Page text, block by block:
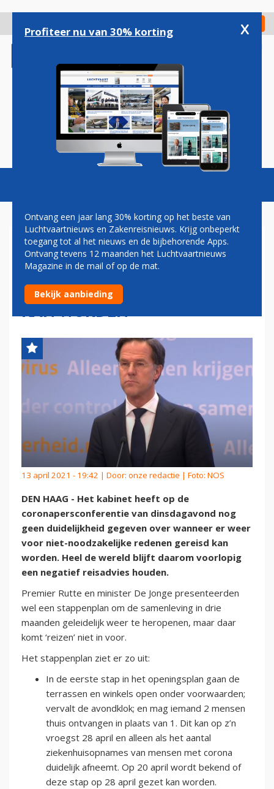
gaan
Check in
Magazine Podcasts Vacatures
KABINET GEEFT NOG GEEN
DUIDELIJKHEID OVER
WANNEER ER WEER GEREISD
KAN WORDEN
13 april 2021 - 19:42 | Door: onze redactie | Foto: NOS
DEN HAAG - Het kabinet heeft op de
coronapersconferentie van dinsdagavond nog
geen duidelijkheid gegeven over wanneer er weer
voor niet-noodzakelijke redenen gereisd kan
worden. Heel de wereld blijft daarom voorlopig
een negatief reisadvies houden.
Premier Rutte en minister De Jonge presenteerden
wel een stappenplan om de samenleving in drie
maanden geleidelijk weer te heropenen, maar daar
komt ‘reizen’ niet in voor.
Het stappenplan ziet er zo uit:
In de eerste stap in het openingsplan gaan de
terrassen en winkels open onder voorwaarden;
vervalt de avondklok; en mag iemand 2 mensen
thuis ontvangen in plaats van 1. Dit kan op z’n
vroegst 28 april en alleen als het aantal
ziekenhuisopnames van mensen met corona
duidelijk afneemt. Op 20 april wordt bekend of
deze stap op 28 april gezet kan worden.
Profiteer nu van 30% korting x
Ontvang een jaar lang 30% korting op het beste van
Luchtvaartnieuws en Zakenreisnieuws. Krijg onbeperkt
toegang tot al het nieuws en de bijbehorende Apps.
Ontvang tevens 12 maanden het Luchtvaartnieuws
Magazine in de mail of op de mat.
Bekijk aanbieding